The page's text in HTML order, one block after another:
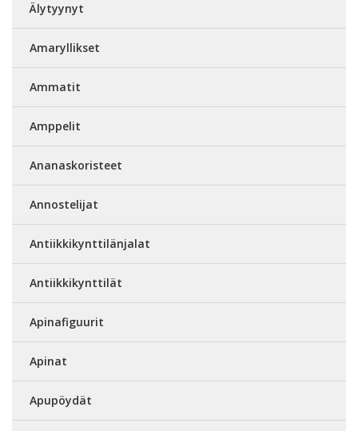
Älytyynyt
Amaryllikset
Ammatit
Amppelit
Ananaskoristeet
Annostelijat
Antiikkikynttilänjalat
Antiikkikynttilät
Apinafiguurit
Apinat
Apupöydät